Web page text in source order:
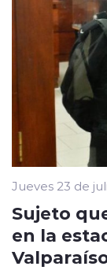
Jueves 23 de
Sujeto
en la